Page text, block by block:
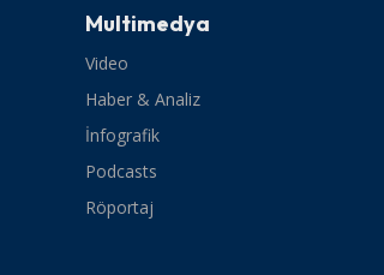
Multimedya
Video
Haber & Analiz
İnfografik
Podcasts
Röportaj